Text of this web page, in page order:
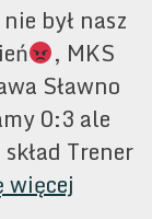
Karlino
był nasz
, MKS
Sławno
0:3 ale
Trener
więcej